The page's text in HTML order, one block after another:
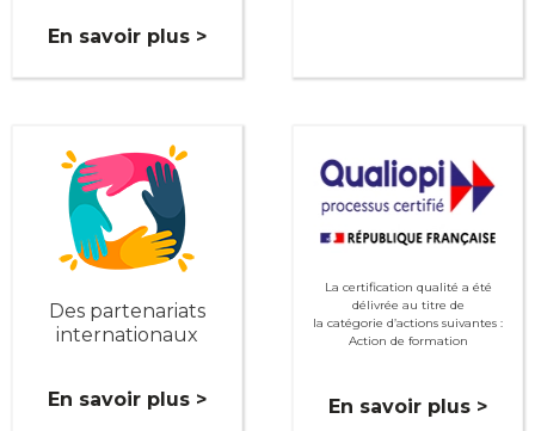
En savoir plus >
Des partenariats
internationaux
En savoir plus >
La certification qualité a été
délivrée au titre de
la catégorie d’actions suivantes :
Action de formation
En savoir plus >